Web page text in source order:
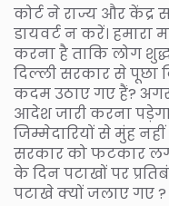
कोर्ट ने राज्य और केंद्र
डायवर्ट न करें।
करना है ताकि लोग
दिल्ली सरकार से पूछा
कदम उठाए गए हैं? अगर
आदेश जारी करना
जिम्मेदारियों से मुंह
सरकार को फटकार
के दिन पटाखों पर
पटाखे क्यों जलाए गए ?